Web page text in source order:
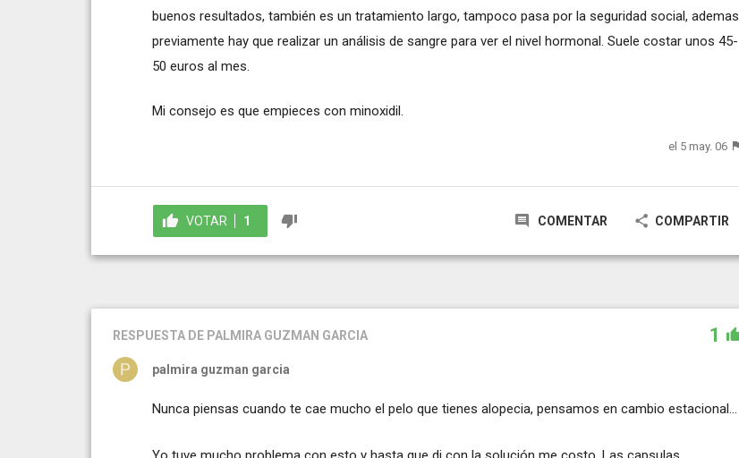
buenos resultados, también es un tratamiento largo, tampoco pasa por la seguridad social, ademas
previamente hay que realizar un análisis de sangre para ver el nivel hormonal. Suele costar unos 45-
50 euros al mes.
Mi consejo es que empieces con minoxidil.
el 5 may. 06
VOTAR 1 COMENTAR COMPARTIR
RESPUESTA DE PALMIRA GUZMAN GARCIA 1
palmira guzman garcia
Nunca piensas cuando te cae mucho el pelo que tienes alopecia, pensamos en cambio estacional...